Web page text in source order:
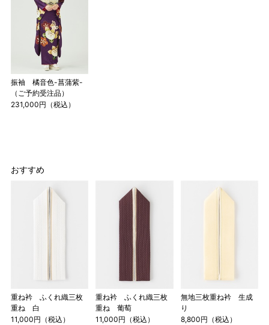
振袖 橘音色-菖蒲紫-
（ご予約受注品）
231,000円（税込）
おすすめ
重ね衿 ふくれ織三枚
重ね 白
11,000円（税込）
重ね衿 ふくれ織三枚
重ね 葡萄
11,000円（税込）
無地三枚重ね衿 生成
り
8,800円（税込）